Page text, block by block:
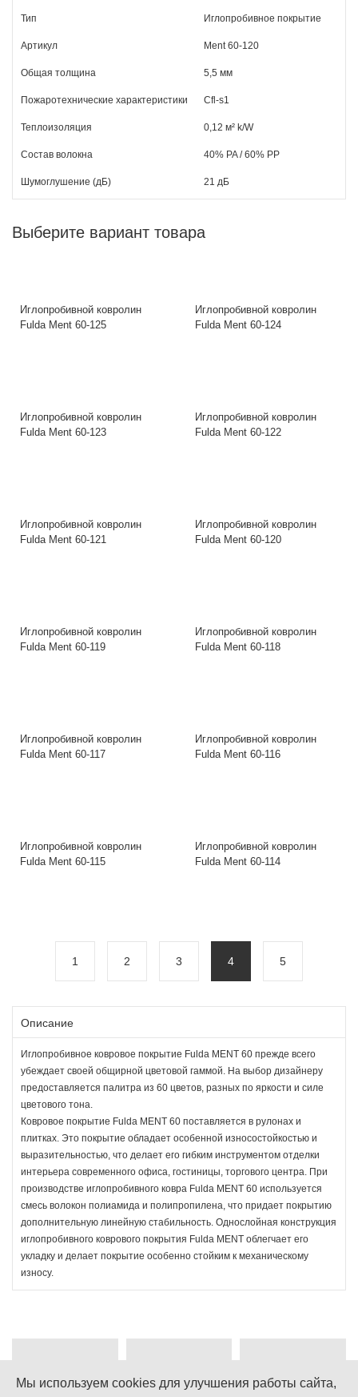
Тип Иглопробивное покрытие
Артикул Ment 60-120
Общая толщина 5,5 мм
Пожаротехнические характеристики Cfl-s1
Теплоизоляция 0,12 м² k/W
Состав волокна 40% PA / 60% РР
Шумоглушение (дБ) 21 дБ
Выберите вариант товара
Иглопробивной ковролин
Fulda Ment 60-125
Иглопробивной ковролин
Fulda Ment 60-124
Иглопробивной ковролин
Fulda Ment 60-123
Иглопробивной ковролин
Fulda Ment 60-122
Иглопробивной ковролин
Fulda Ment 60-121
Иглопробивной ковролин
Fulda Ment 60-120
Иглопробивной ковролин
Fulda Ment 60-119
Иглопробивной ковролин
Fulda Ment 60-118
Иглопробивной ковролин
Fulda Ment 60-117
Иглопробивной ковролин
Fulda Ment 60-116
Иглопробивной ковролин
Fulda Ment 60-115
Иглопробивной ковролин
Fulda Ment 60-114
1 2 3 4 5
Описание
Иглопробивное ковровое покрытие Fulda MENT 60 прежде всего
убеждает своей общирной цветовой гаммой. На выбор дизайнеру
предоставляется палитра из 60 цветов, разных по яркости и силе
цветового тона.
Ковровое покрытие Fulda MENT 60 поставляется в рулонах и
плитках. Это покрытие обладает особенной износостойкостью и
выразительностью, что делает его гибким инструментом отделки
интерьера современного офиса, гостиницы, торгового центра. При
производстве иглопробивного ковра Fulda MENT 60 используется
смесь волокон полиамида и полипропилена, что придает покрытию
дополнительную линейную стабильность. Однослойная конструкция
иглопробивного коврового покрытия Fulda MENT облегчает его
укладку и делает покрытие особенно стойким к механическому
износу.
Мы используем cookies для улучшения работы сайта,